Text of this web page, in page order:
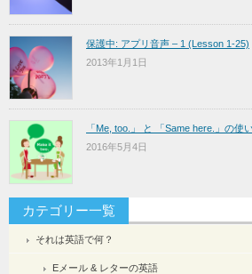
保護中: アプリ音声 – 1 (Lesson 1-25)
2013年1月1日
「Me, too.」 と 「Same here.」の使
2016年5月4日
カテゴリー一覧
それは英語で何？
Eメール & レターの英語